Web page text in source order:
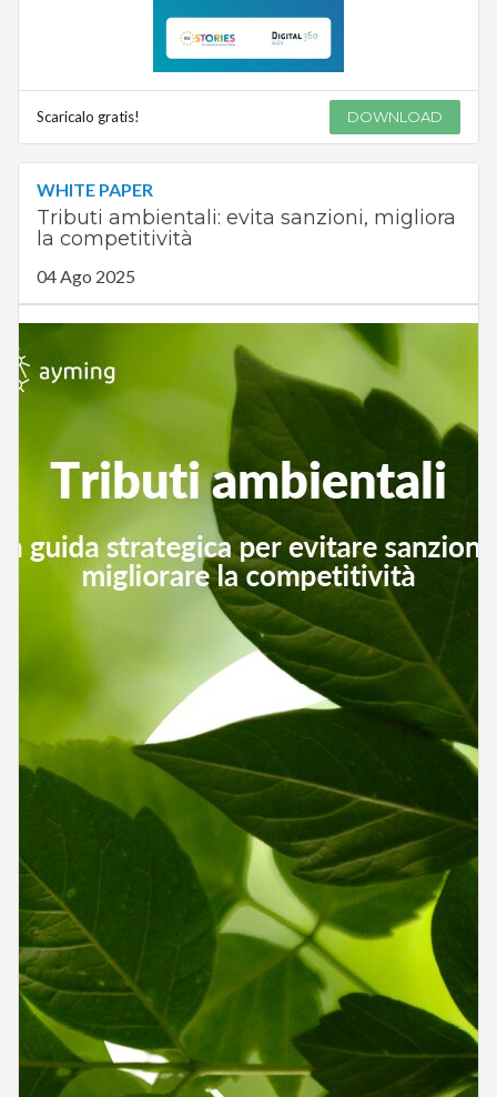
Scaricalo gratis! DOWNLOAD
WHITE PAPER
Tributi ambientali: evita sanzioni, migliora
la competitività
04 Ago 2025